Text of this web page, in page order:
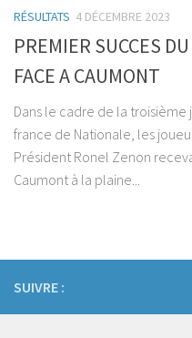
RÉSULTATS 4 DÉCEMBRE 2023
PREMIER SUCCES
FACE A CAUMONT
Dans le cadre de la
france de Nationale, les
Président Ronel Zenon
Caumont à la plaine...
SUIVRE :